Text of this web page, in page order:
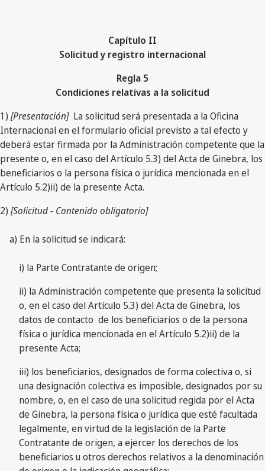
Capítulo II
Solicitud y registro internacional
Regla 5
Condiciones relativas a la solicitud
1) [Presentación]La solicitud será presentada a la Oficina
Internacional en el formulario oficial previsto a tal efecto y
deberá estar firmada por la Administración competente que la
presente o, en el caso del Artículo 5.3) del Acta de Ginebra, los
beneficiarios o la persona física o jurídica mencionada en el
Artículo 5.2)ii) de la presente Acta.
2) [Solicitud - Contenido obligatorio]
a) En la solicitud se indicará:
i) la Parte Contratante de origen;
ii) la Administración competente que presenta la solicitud
o, en el caso del Artículo 5.3) del Acta de Ginebra, los
datos de contacto de los beneficiarios o de la persona
física o jurídica mencionada en el Artículo 5.2)ii) de la
presente Acta;
iii) los beneficiarios, designados de forma colectiva o, si
una designación colectiva es imposible, designados por su
nombre, o, en el caso de una solicitud regida por el Acta
de Ginebra, la persona física o jurídica que esté facultada
legalmente, en virtud de la legislación de la Parte
Contratante de origen, a ejercer los derechos de los
beneficiarios u otros derechos relativos a la denominación